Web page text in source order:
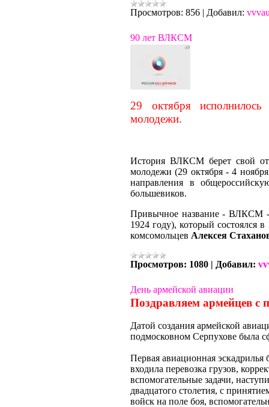
Просмотров: 856 | Добавил:
90 лет ВЛКСМ
29 октября
молодежи.
История ВЛКСМ берет свой
молодежи (29 октября - 4
направления в
большевиков.
Привычное название - ВЛКСМ -
1924 году), который состоялся
комсомольцев Алексея
Просмотров: 1080 | Добавил:
День армейской авиации
Поздравляем армейцев с
Датой создания армейской
подмосковном Серпухове была
Первая авиационная эскадрилья
входила перевозка грузов,
вспомогательные задачи,
двадцатого столетия, с
войск на поле боя,